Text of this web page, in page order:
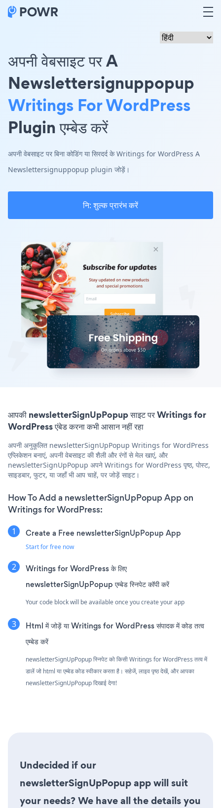
अपनी वेबसाइट पर A
Newslettersignuppopup
Writings For WordPress
Plugin एम्बेड करें
अपनी वेबसाइट पर बिना कोडिंग या सिरदर्द के Writings for WordPress A
Newslettersignuppopup plugin जोड़ें।
नि: शुल्क प्रारंभ करें
आपकी newsletterSignUpPopup साइट पर Writings for
WordPress एंबेड करना कभी आसान नहीं रहा
अपनी अनुकूलित newsletterSignUpPopup Writings for WordPress
एप्लिकेशन बनाएं, अपनी वेबसाइट की शैली और रंगों से मेल खाएं, और
newsletterSignUpPopup अपने Writings for WordPress पृष्ठ, पोस्ट,
साइडबार, फुटर, या जहाँ भी आप चाहें, पर जोड़ें साइट।
How To Add a newsletterSignUpPopup App on
Writings for WordPress:
Create a Free newsletterSignUpPopup App
Start for free now
Writings for WordPress के लिए
newsletterSignUpPopup एम्बेड स्निपेट कॉपी करें
Your code block will be available once you create your app
Html में जोड़ें या Writings for WordPress संपादक में कोड तत्व
एम्बेड करें
newsletterSignUpPopup स्निपेट को किसी Writings for WordPress तत्व में
डालें जो html या एम्बेड कोड स्वीकार करता है। सहेजें, लाइव पृष्ठ देखें, और आपका
newsletterSignUpPopup दिखाई देगा!
Undecided if our
newsletterSignUpPopup app will suit
your needs? We have all the details you